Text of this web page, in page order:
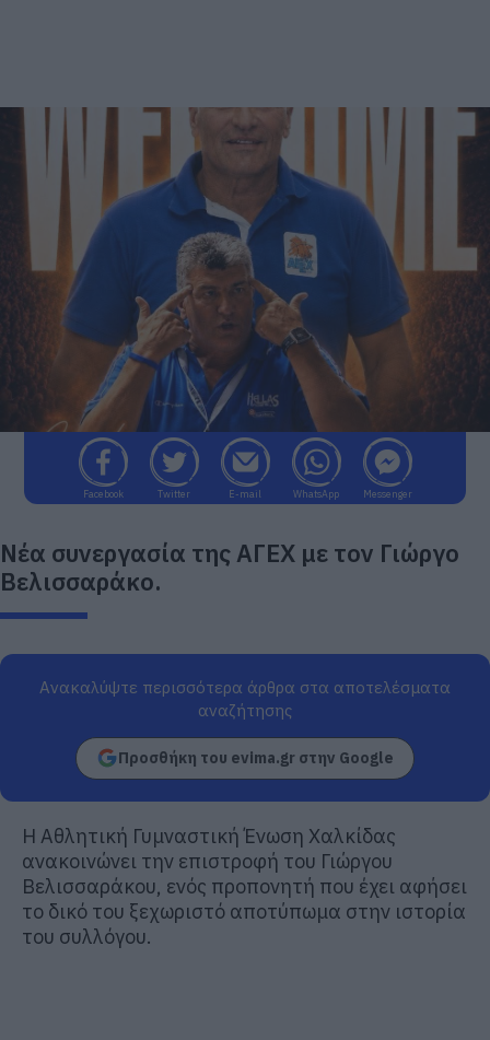
Facebook Twitter E-mail WhatsApp Messenger
Νέα συνεργασία της ΑΓΕΧ με τον Γιώργο
Βελισσαράκο.
Ανακαλύψτε περισσότερα άρθρα στα αποτελέσματα
αναζήτησης
Προσθήκη του evima.gr στην Google
Η Αθλητική Γυμναστική Ένωση Χαλκίδας
ανακοινώνει την επιστροφή του Γιώργου
Βελισσαράκου, ενός προπονητή που έχει αφήσει
το δικό του ξεχωριστό αποτύπωμα στην ιστορία
του συλλόγου.